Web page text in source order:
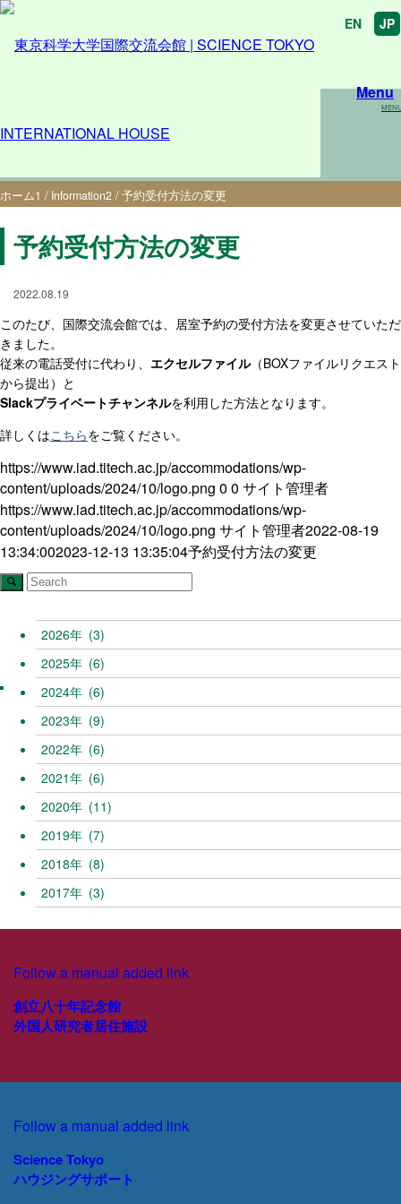
Menu
EN JP
予約受付方法の変更
ホーム1 / Information2 / 予約受付方法の変更
予約受付方法の変更
2022.08.19
このたび、国際交流会館では、居室予約の受付方法を変更させていただ
きました。
従来の電話受付に代わり、 エクセルファイル（BOXファイルリクエスト
から提出）と
Slackプライベートチャンネルを利用した方法となります。
詳しくはこちらをご覧ください。
https://www.iad.titech.ac.jp/accommodations/wp-
content/uploads/2024/10/logo.png 0 0 サイト管理者
https://www.iad.titech.ac.jp/accommodations/wp-
content/uploads/2024/10/logo.png サイト管理者2022-08-19
13:34:002023-12-13 13:35:04予約受付方法の変更
2026
(3)
2025
(6)
2024
(6)
2023
(9)
2022
(6)
2021
(6)
2020
(11)
2019
(7)
2018
(8)
2017
(3)
Follow a manual added link
創立八十年記念館
外国人研究者居住施設
Follow a manual added link
Science Tokyo
ハウジングサポート